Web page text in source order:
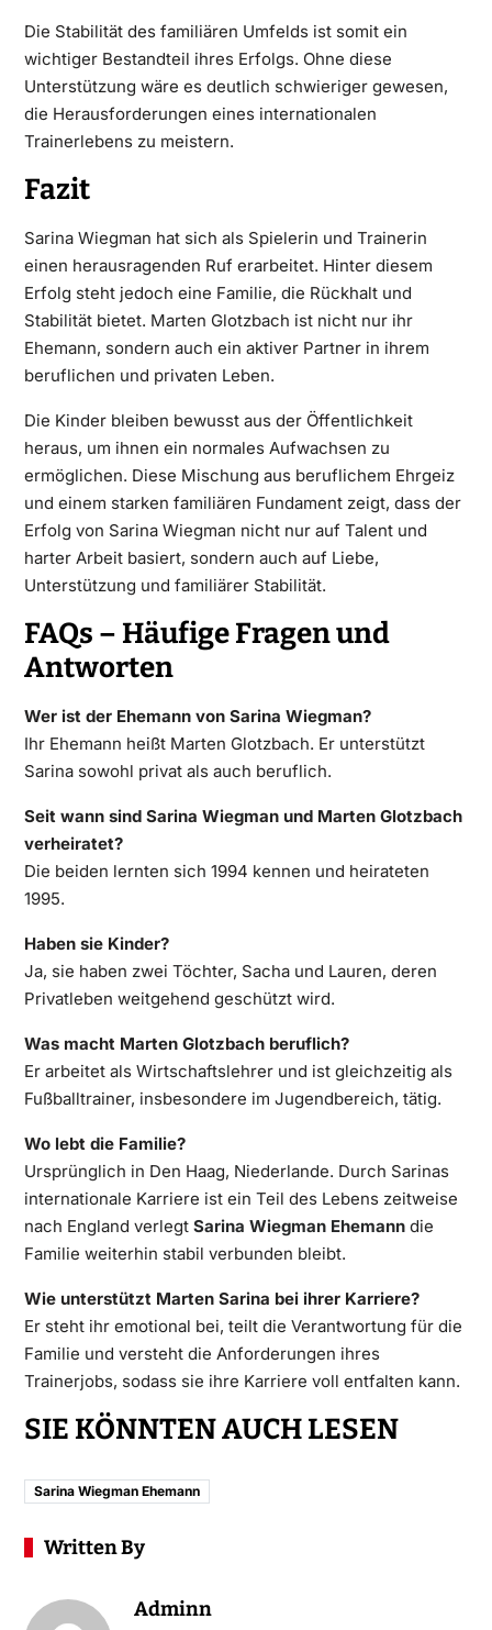
Die Stabilität des familiären Umfelds ist somit ein
wichtiger Bestandteil ihres Erfolgs. Ohne diese
Unterstützung wäre es deutlich schwieriger gewesen,
die Herausforderungen eines internationalen
Trainerlebens zu meistern.
Fazit
Sarina Wiegman hat sich als Spielerin und Trainerin
einen herausragenden Ruf erarbeitet. Hinter diesem
Erfolg steht jedoch eine Familie, die Rückhalt und
Stabilität bietet. Marten Glotzbach ist nicht nur ihr
Ehemann, sondern auch ein aktiver Partner in ihrem
beruflichen und privaten Leben.
Die Kinder bleiben bewusst aus der Öffentlichkeit
heraus, um ihnen ein normales Aufwachsen zu
ermöglichen. Diese Mischung aus beruflichem Ehrgeiz
und einem starken familiären Fundament zeigt, dass der
Erfolg von Sarina Wiegman nicht nur auf Talent und
harter Arbeit basiert, sondern auch auf Liebe,
Unterstützung und familiärer Stabilität.
FAQs – Häufige Fragen und
Antworten
Wer ist der Ehemann von Sarina Wiegman?
Ihr Ehemann heißt Marten Glotzbach. Er unterstützt
Sarina sowohl privat als auch beruflich.
Seit wann sind Sarina Wiegman und Marten Glotzbach
verheiratet?
Die beiden lernten sich 1994 kennen und heirateten
1995.
Haben sie Kinder?
Ja, sie haben zwei Töchter, Sacha und Lauren, deren
Privatleben weitgehend geschützt wird.
Was macht Marten Glotzbach beruflich?
Er arbeitet als Wirtschaftslehrer und ist gleichzeitig als
Fußballtrainer, insbesondere im Jugendbereich, tätig.
Wo lebt die Familie?
Ursprünglich in Den Haag, Niederlande. Durch Sarinas
internationale Karriere ist ein Teil des Lebens zeitweise
nach England verlegt Sarina Wiegman Ehemanndie
Familie weiterhin stabil verbunden bleibt.
Wie unterstützt Marten Sarina bei ihrer Karriere?
Er steht ihr emotional bei, teilt die Verantwortung für die
Familie und versteht die Anforderungen ihres
Trainerjobs, sodass sie ihre Karriere voll entfalten kann.
SIE KÖNNTEN AUCH LESEN
Sarina Wiegman Ehemann
Written By
Adminn